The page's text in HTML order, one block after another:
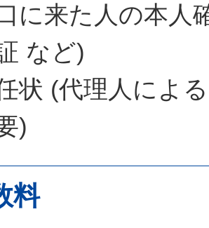
に来た人の本人
など)
状 (代理人によ
)
料